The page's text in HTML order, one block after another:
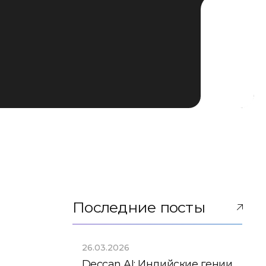
Последние посты
26.03.2026